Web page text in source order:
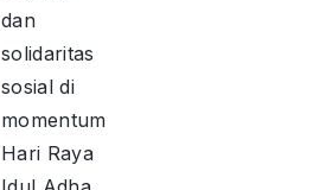
dan
solidaritas
sosial di
momentum
Hari Raya